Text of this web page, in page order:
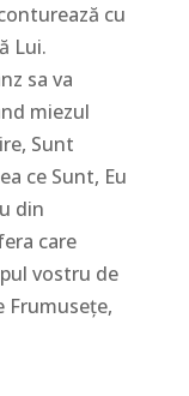
cu
Lui.
sa va
miezul
Sunt
ce Sunt, Eu
din
care
vostru de
Frumusețe,